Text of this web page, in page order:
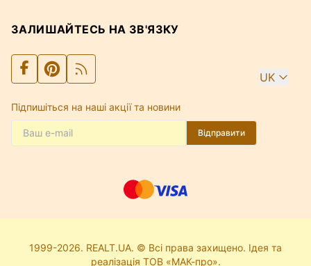
ЗАЛИШАЙТЕСЬ НА ЗВ'ЯЗКУ
UK
Підпишіться на наші акції та новини
Відправити
1999-2026. REALT.UA. © Всі права захищено. Ідея та
реалізація ТОВ «МАК-про».